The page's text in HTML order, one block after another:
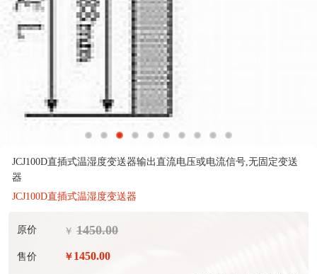
JCJ100D直插式温湿度变送器输出直流电压或电流信号,无固定变送
器
JCJ100D直插式温湿度变送器
原价 ￥ 1450.00
售价 ￥ 1450.00